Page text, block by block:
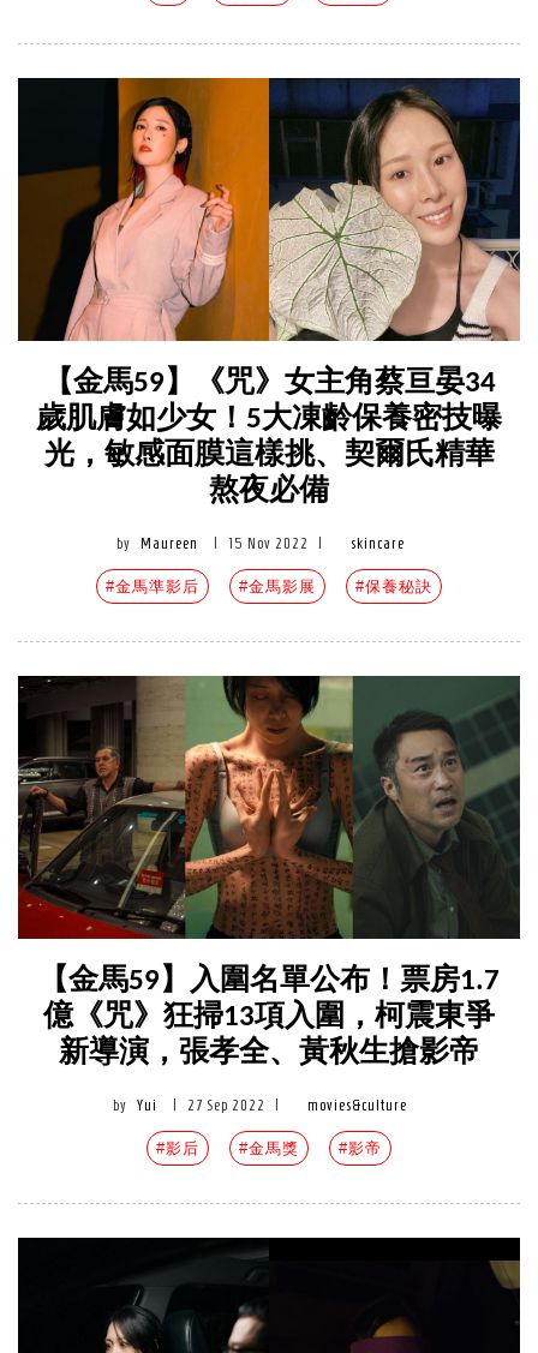
【金馬59】《咒》女主角蔡亘晏34
歲肌膚如少女！5大凍齡保養密技曝
光，敏感面膜這樣挑、契爾氏精華
熬夜必備
by Maureen 15 Nov 2022 skincare
#金馬準影后 #金馬影展 #保養秘訣
【金馬59】入圍名單公布！票房1.7
億《咒》狂掃13項入圍，柯震東爭
新導演，張孝全、黃秋生搶影帝
by Yui 27 Sep 2022 movies&culture
#影后 #金馬獎 #影帝